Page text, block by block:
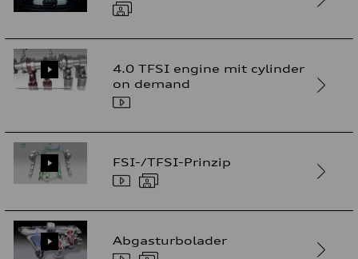
4.0 TFSI engine mit cylinder
on demand
FSI-/TFSI-Prinzip
Abgasturbolader